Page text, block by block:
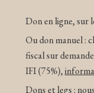
Don en ligne, sur
Ou don manuel :
fiscal sur
IFI (75%),
Dons et legs :